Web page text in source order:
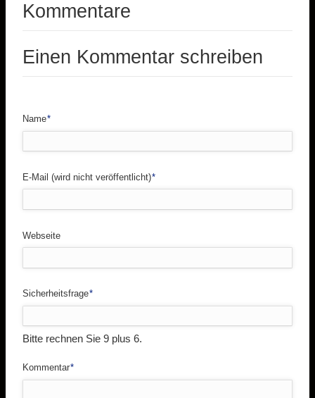
Kommentare
Einen Kommentar schreiben
Pflichtfeld
Name*
Pflichtfeld
E-Mail (wird nicht veröffentlicht)*
Webseite
Pflichtfeld
Sicherheitsfrage*
Bitte rechnen Sie 9 plus 6.
Pflichtfeld
Kommentar*